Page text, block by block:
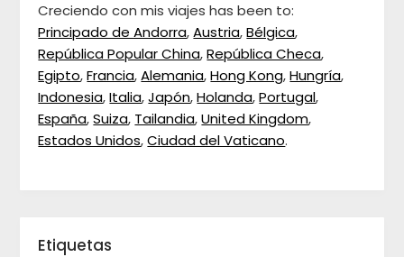
Creciendo con mis viajes has been to:
Principado de Andorra,Austria,Bélgica,
República Popular China,República Checa,
Egipto,Francia,Alemania,Hong Kong,Hungría,
Indonesia,Italia,Japón,Holanda,Portugal,
España,Suiza, Tailandia,United Kingdom,
Estados Unidos,Ciudad del Vaticano.
Etiquetas